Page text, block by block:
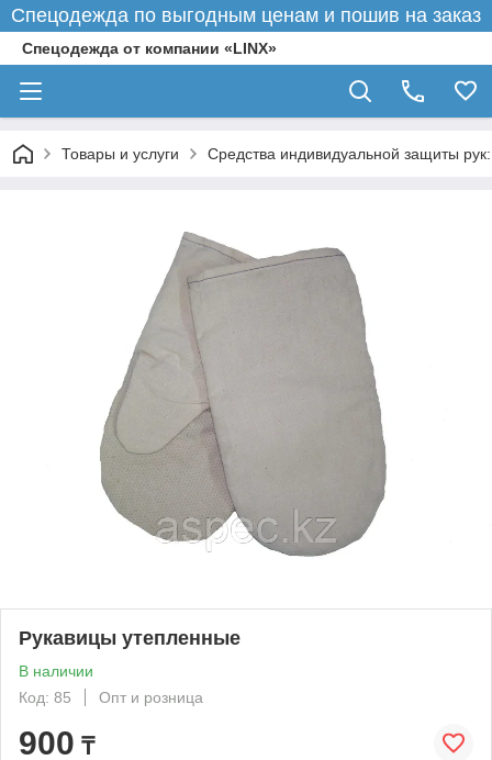
Спецодежда по выгодным ценам и пошив на заказ
Спецодежда от компании «LINX»
Товары и услуги Средства индивидуальной защиты
Рукавицы утепленные
В наличии
Код: 85
Опт и розница
900 ₸